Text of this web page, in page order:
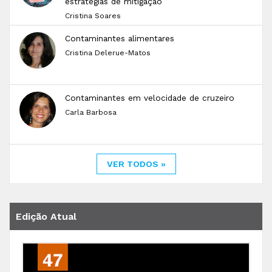
Cristina Soares
Contaminantes alimentares
Cristina Delerue-Matos
Contaminantes em velocidade de cruzeiro
Carla Barbosa
VER TODOS »
Edição Atual